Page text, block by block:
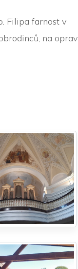
Filipa farnost v
na